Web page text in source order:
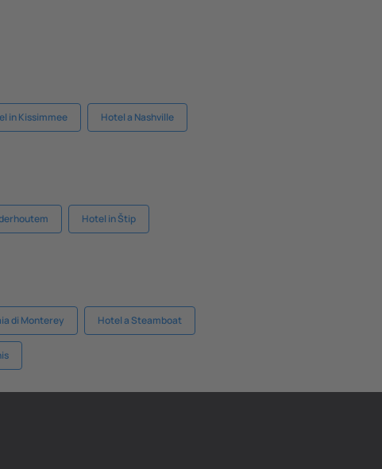
in Kissimmee Hotel a Nashville
Hotel in Štip
di Monterey Hotel a Steamboat